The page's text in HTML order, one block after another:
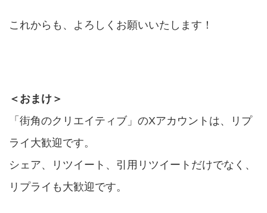
これからも、よろしくお願いいたします！
＜おまけ＞
「街角のクリエイティブ」のXアカウントは、リプ
ライ大歓迎です。
シェア、リツイート、引用リツイートだけでなく、
リプライも大歓迎です。